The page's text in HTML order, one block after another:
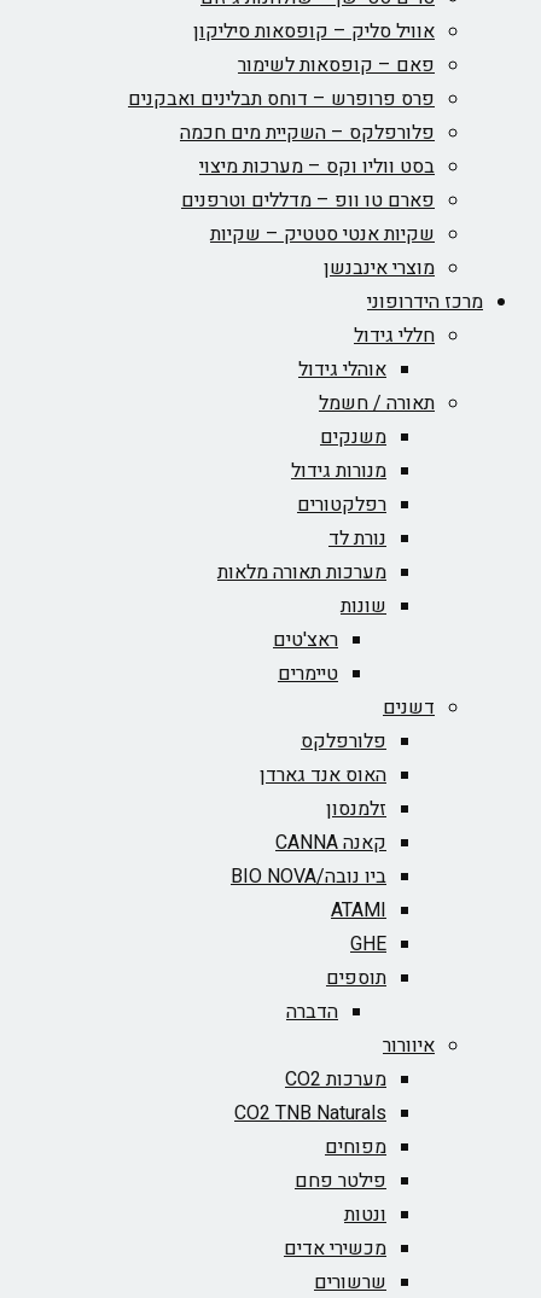
אוויל סליק – קופסאות סיליקון
פאם – קופסאות לשימור
פרס פרופרש – דוחס תבלינים ואבקנים
פלורפלקס – השקיית מים חכמה
בסט ווליו וקס – מערכות מיצוי
פארם טו וופ – מדללים וטרפנים
שקיות אנטי סטטיק – שקיות
מוצרי אינבנשן
מרכז הידרופוני
חללי גידול
אוהלי גידול
תאורה / חשמל
משנקים
מנורות גידול
רפלקטורים
נורת לד
מערכות תאורה מלאות
שונות
ראצ'טים
טיימרים
דשנים
פלורפלקס
האוס אנד גארדן
זלמנסון
קאנה CANNA
ביו נובה/BIO NOVA‏
ATAMI
GHE
תוספים
הדברה
איוורור
מערכות CO2
CO2 TNB Naturals
מפוחים
פילטר פחם
ונטות
מכשירי אדים
שרשורים